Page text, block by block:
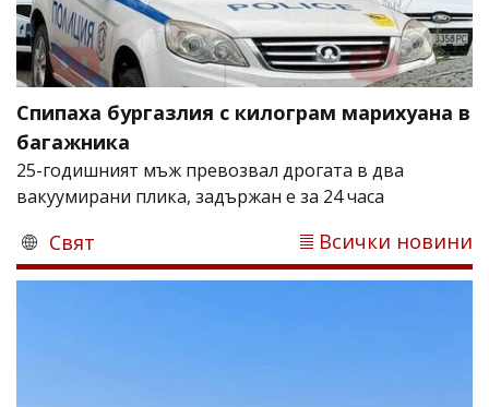
Спипаха бургазлия с килограм марихуана в
багажника
25-годишният мъж превозвал дрогата в два
вакуумирани плика, задържан е за 24 часа
Свят Всички новини